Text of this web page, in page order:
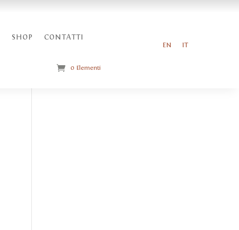
SHOP CONTATTI
0 Elementi
EN IT